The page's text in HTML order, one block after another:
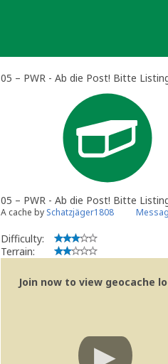
05 – PWR - Ab die Post! Bitte
05 – PWR - Ab die Post! Bitte
A cache by Schatzjäger1808
Difficulty:
Terrain:
Join now to view geocache